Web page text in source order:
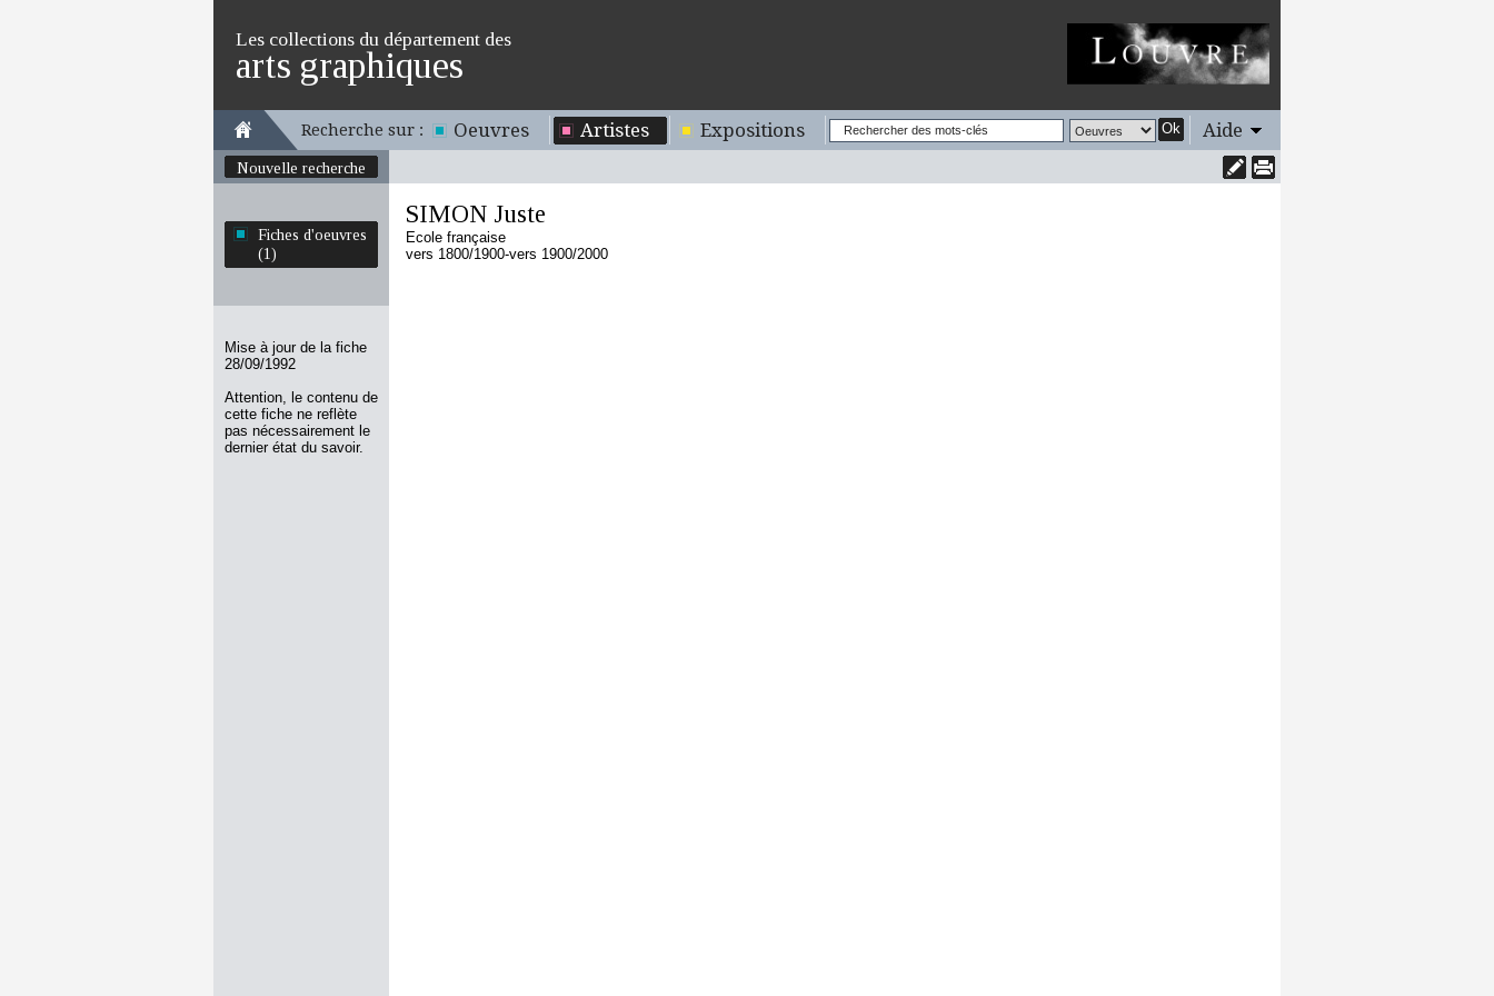
Les collections du département des
arts graphiques
Recherche sur : Oeuvres Artistes Expositions Ok Aide
Nouvelle recherche
Fiches d'oeuvres
(1)
Mise à jour de la fiche
28/09/1992
Attention, le contenu de
cette fiche ne reflète
pas nécessairement le
dernier état du savoir.
SIMON Juste
Ecole française
vers 1800/1900-vers 1900/2000